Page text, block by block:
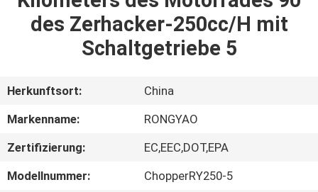
PRODUKTE
UNS
AUSFLUG
des Zerhacker-250cc/H mit
Schaltgetriebe 5
Herkunftsort:
China
Markenname:
RONGYAO
Zertifizierung:
EC,EEC,DOT,EPA
Modellnummer:
ChopperRY250-5